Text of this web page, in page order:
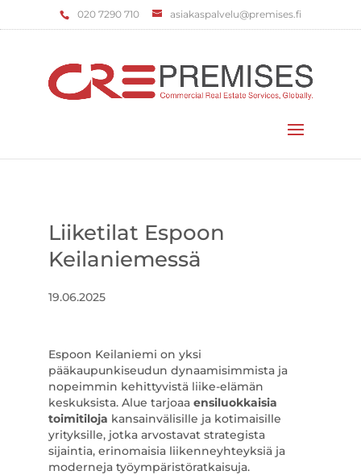
‌020 7290 710 asiakaspalvelu@premises.fi
Liiketilat Espoon
Keilaniemessä
19.06.2025
Espoon Keilaniemi on yksi
pääkaupunkiseudun dynaamisimmista ja
nopeimmin kehittyvistä liike-elämän
keskuksista. Alue tarjoaa ensiluokkaisia
toimitiloja kansainvälisille ja kotimaisille
yrityksille, jotka arvostavat strategista
sijaintia, erinomaisia liikenneyhteyksiä ja
moderneja työympäristöratkaisuja.